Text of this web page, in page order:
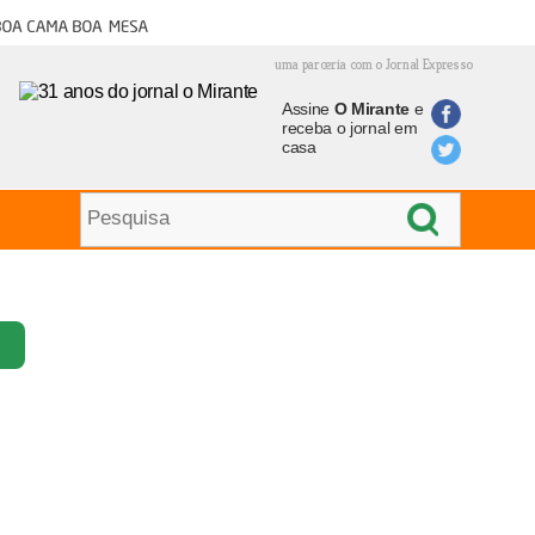
cama boa mesa
uma parceria com o Jornal Expresso
Assine O Mirantee
receba o jornal em
casa